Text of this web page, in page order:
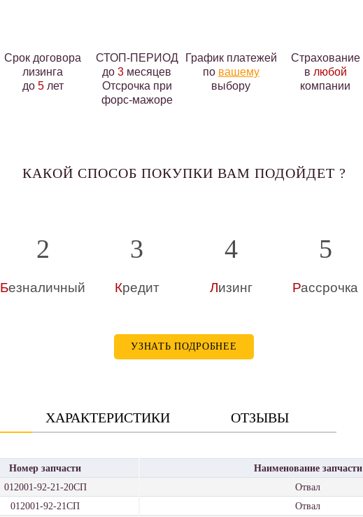
Срок договора
лизинга
до 5лет
СТОП-ПЕРИОД
до3 месяцев
Отсрочка при
форс-мажоре
График платежей
по вашему
выбору
Страхование
в любой
компании
КАКОЙ СПОСОБ ПОКУПКИ ВАМ ПОДОЙДЕТ ?
2
Безналичный
3
Кредит
4
Лизинг
5
Рассрочка
УЗНАТЬ ПОДРОБНЕЕ
ХАРАКТЕРИСТИКИ ОТЗЫВЫ
Номер запчасти
Наименование запчасти
012001-92-21-20СП
Отвал
012001-92-21СП
Отвал